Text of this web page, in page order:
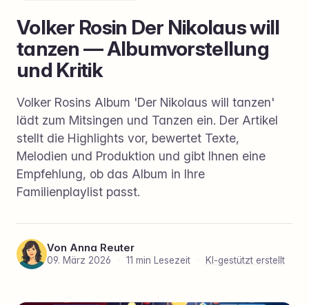
Volker Rosin Der Nikolaus will
tanzen — Albumvorstellung
und Kritik
Volker Rosins Album 'Der Nikolaus will tanzen'
lädt zum Mitsingen und Tanzen ein. Der Artikel
stellt die Highlights vor, bewertet Texte,
Melodien und Produktion und gibt Ihnen eine
Empfehlung, ob das Album in Ihre
Familienplaylist passt.
Von Anna Reuter
09. März 2026 · 11 min Lesezeit · KI-gestützt erstellt